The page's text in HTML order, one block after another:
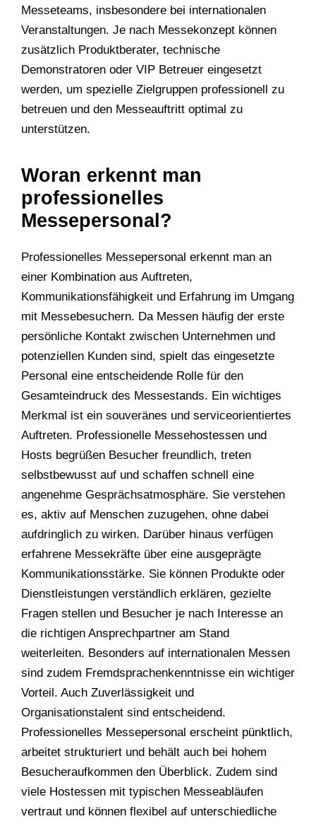
Messeteams, insbesondere bei internationalen
Veranstaltungen. Je nach Messekonzept können
zusätzlich Produktberater, technische
Demonstratoren oder VIP Betreuer eingesetzt
werden, um spezielle Zielgruppen professionell zu
betreuen und den Messeauftritt optimal zu
unterstützen.
Woran erkennt man
professionelles
Messepersonal?
Professionelles Messepersonal erkennt man an
einer Kombination aus Auftreten,
Kommunikationsfähigkeit und Erfahrung im Umgang
mit Messebesuchern. Da Messen häufig der erste
persönliche Kontakt zwischen Unternehmen und
potenziellen Kunden sind, spielt das eingesetzte
Personal eine entscheidende Rolle für den
Gesamteindruck des Messestands. Ein wichtiges
Merkmal ist ein souveränes und serviceorientiertes
Auftreten. Professionelle Messehostessen und
Hosts begrüßen Besucher freundlich, treten
selbstbewusst auf und schaffen schnell eine
angenehme Gesprächsatmosphäre. Sie verstehen
es, aktiv auf Menschen zuzugehen, ohne dabei
aufdringlich zu wirken. Darüber hinaus verfügen
erfahrene Messekräfte über eine ausgeprägte
Kommunikationsstärke. Sie können Produkte oder
Dienstleistungen verständlich erklären, gezielte
Fragen stellen und Besucher je nach Interesse an
die richtigen Ansprechpartner am Stand
weiterleiten. Besonders auf internationalen Messen
sind zudem Fremdsprachenkenntnisse ein wichtiger
Vorteil. Auch Zuverlässigkeit und
Organisationstalent sind entscheidend.
Professionelles Messepersonal erscheint pünktlich,
arbeitet strukturiert und behält auch bei hohem
Besucheraufkommen den Überblick. Zudem sind
viele Hostessen mit typischen Messeabläufen
vertraut und können flexibel auf unterschiedliche